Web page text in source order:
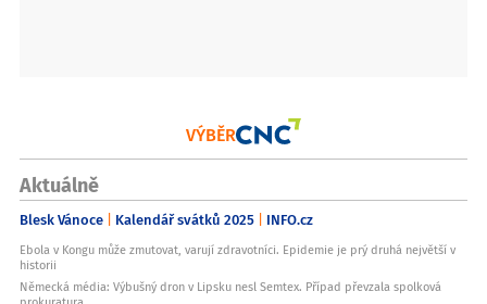
VÝBĚR
Aktuálně
Blesk Vánoce Kalendář svátků 2025 INFO.cz
Ebola v Kongu může zmutovat, varují zdravotníci. Epidemie je prý druhá největší v
historii
Německá média: Výbušný dron v Lipsku nesl Semtex. Případ převzala spolková